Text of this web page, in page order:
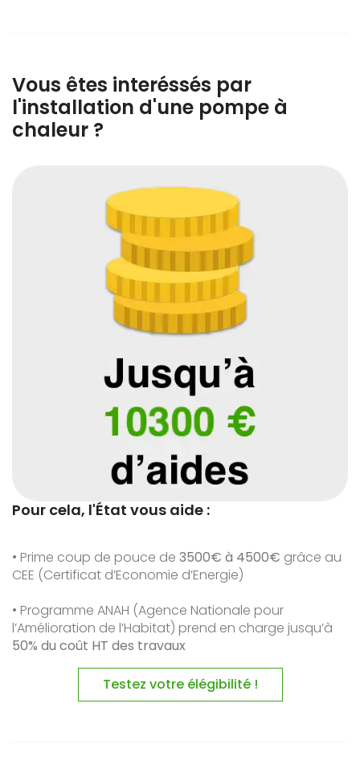
Vous êtes interéssés par
l'installation d'une pompe à
chaleur ?
Pour cela, l'État vous aide :
• Prime coup de pouce de 3500€ à 4500€ grâce au
CEE (Certificat d’Economie d’Energie)
• Programme ANAH (Agence Nationale pour
l’Amélioration de l’Habitat) prend en charge jusqu’à
50% du coût HT des travaux
Testez votre élégibilité !